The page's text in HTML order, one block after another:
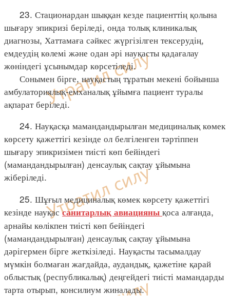
23. Стационардан шыққан кезде пациенттің қолына
шығару эпикризі беріледі, онда толық клиникалық
диагнозы, Хаттамаға сәйкес жүргізілген тексерудің,
емдеудің көлемі және одан әрі науқасты қадағалау
жөніндегі ұсынымдар көрсетіледі.
Сонымен бірге, науқастың тұратын мекені бойынша
амбулаториялық-емханалық ұйымға пациент туралы
ақпарат беріледі.
24. Науқасқа мамандандырылған медициналық көмек
көрсету қажеттігі кезінде ол белгіленген тәртіппен
шығару эпикризімен тиісті көп бейіндегі
(мамандандырылған) денсаулық сақтау ұйымына
жіберіледі.
25. Шұғыл медициналық көмек көрсету қажеттігі
кезінде науқассанитарлық авиацияны қоса алғанда,
арнайы көлікпен тиісті көп бейіндегі
(мамандандырылған) денсаулық сақтау ұйымына
дәрігермен бірге жеткізіледі. Науқасты тасымалдау
мүмкін болмаған жағдайда, аудандық, қажетіне қарай
облыстық (республикалық) деңгейдегі тиісті мамандарды
тарта отырып, консилиум жиналады.